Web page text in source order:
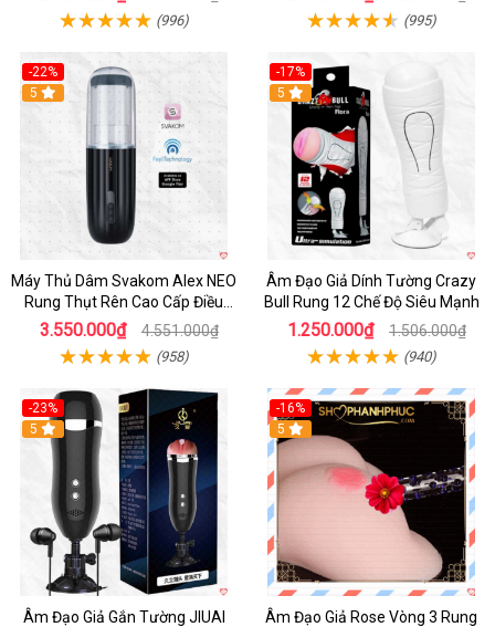
(996) (995)
-22%
5
Máy Thủ Dâm Svakom Alex NEO
Rung Thụt Rên Cao Cấp Điều
Khiển App
3.550.000₫ 4.551.000₫
(958)
-17%
5
Âm Đạo Giả Dính Tường Crazy
Bull Rung 12 Chế Độ Siêu Mạnh
1.250.000₫ 1.506.000₫
(940)
-23%
5
Âm Đạo Giả Gắn Tường JIUAI
-16%
5
Âm Đạo Giả Rose Vòng 3 Rung